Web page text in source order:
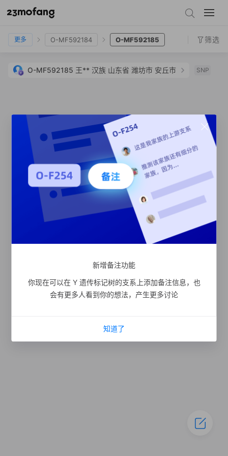
O-F23272
更多 O-MF592184 O-MF592185 筛选
O-MF592185 王** 汉族 山东省 潍坊市 安丘市 SNP
新增备注功能
你现在可以在 Y 遗传标记树的支系上添加备注信息，也
会有更多人看到你的想法，产生更多讨论
知道了